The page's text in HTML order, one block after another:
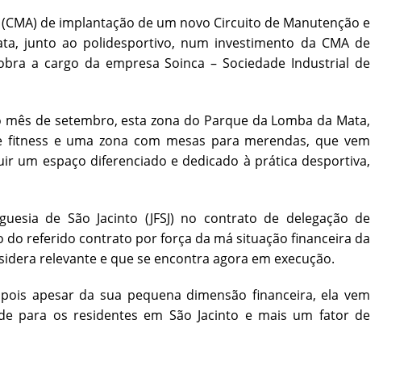
de implantação de um novo Circuito de Manutenção e
junto ao polidesportivo, num investimento da CMA de
a cargo da empresa Soinca – Sociedade Industrial de
de setembro, esta zona do Parque da Lomba da Mata,
e uma zona com mesas para merendas, que vem
um espaço diferenciado e dedicado à prática desportiva,
de São Jacinto (JFSJ) no contrato de delegação de
do referido contrato por força da má situação financeira da
relevante e que se encontra agora em execução.
apesar da sua pequena dimensão financeira, ela vem
para os residentes em São Jacinto e mais um fator de